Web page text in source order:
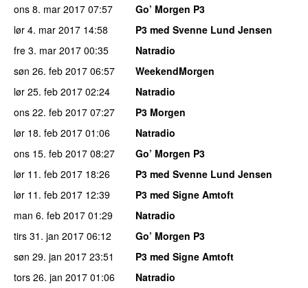
ons 8. mar 2017 07:57
Go’ Morgen P3
lør 4. mar 2017 14:58
P3 med Svenne Lund Jensen
fre 3. mar 2017 00:35
Natradio
søn 26. feb 2017 06:57
WeekendMorgen
lør 25. feb 2017 02:24
Natradio
ons 22. feb 2017 07:27
P3 Morgen
lør 18. feb 2017 01:06
Natradio
ons 15. feb 2017 08:27
Go’ Morgen P3
lør 11. feb 2017 18:26
P3 med Svenne Lund Jensen
lør 11. feb 2017 12:39
P3 med Signe Amtoft
man 6. feb 2017 01:29
Natradio
tirs 31. jan 2017 06:12
Go’ Morgen P3
søn 29. jan 2017 23:51
P3 med Signe Amtoft
tors 26. jan 2017 01:06
Natradio